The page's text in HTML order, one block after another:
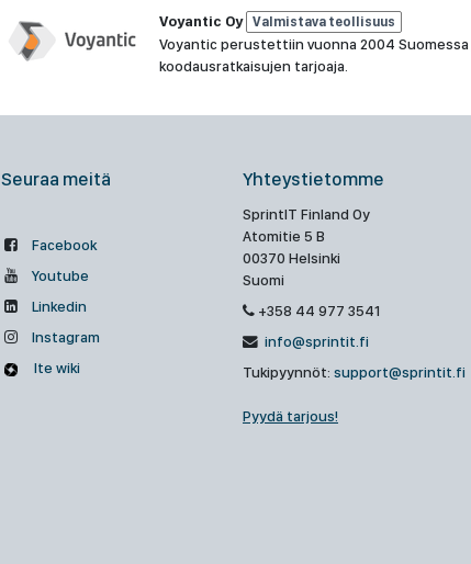
Voyantic Oy Valmistava teollisuus
Voyantic perustettiin vuonna 2004
koodausratkaisujen tarjoaja.
Seuraa meitä
Facebook
Youtube
Linkedin
Instagram
Ite wiki
Yhteystietomme
SprintIT Finland Oy
Atomitie 5 B
00370 Helsinki
Suomi
+358 44 977 3541
info@sprintit.fi
Tukipyynnöt: support@sprintit.fi
Pyydä tarjous!